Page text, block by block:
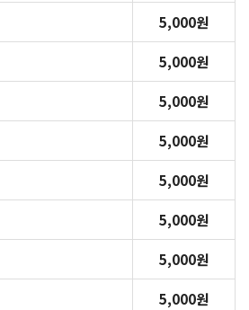
5,000원
5,000원
5,000원
5,000원
5,000원
5,000원
5,000원
5,000원